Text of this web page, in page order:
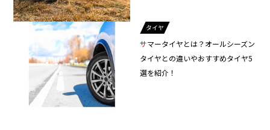
タイヤ
サマータイヤとは？オールシーズン
タイヤとの違いやおすすめタイヤ5
選を紹介！